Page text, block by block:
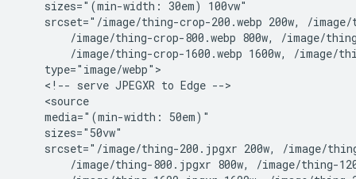
    sizes="(min-width: 30em) 100vw"
srcset="/image/thing-crop-200.webp 200w, /
/image/thing-crop-800.webp 800w, /image/
/image/thing-crop-1600.webp 1600w, /image/
    type="image/webp">
    <!-- serve JPEGXR to Edge -->
    <source
    media="(min-width: 50em)"
    sizes="50vw"
srcset="/image/thing-200.jpgxr 200w, /image/
/image/thing-800.jpgxr 800w, /image/thing-